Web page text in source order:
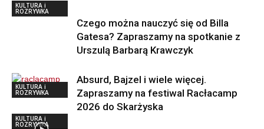
KULTURA i
ROZRYWKA
Czego można nauczyć się od Billa
Gatesa? Zapraszamy na spotkanie z
Urszulą Barbarą Krawczyk
KULTURA i
ROZRYWKA
Absurd, Bajzel i wiele więcej.
Zapraszamy na festiwal Racłacamp
2026 do Skarżyska
KULTURA i
ROZRYWKA